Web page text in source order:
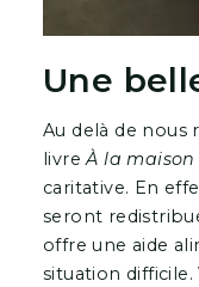
Une
Au delà de nous
livreÀ la maison
caritative. En
seront
offre une aide
situation